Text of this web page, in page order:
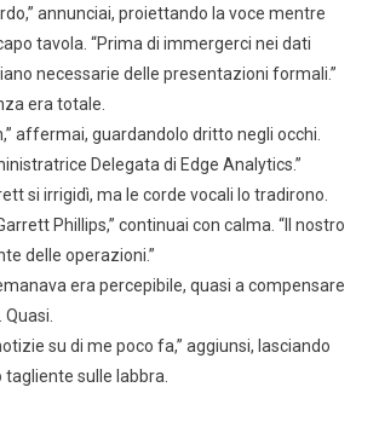
annunciai, proiettando la voce mentre
tavola. “Prima di immergerci nei dati
necessarie delle presentazioni formali.”
era totale.
affermai, guardandolo dritto negli occhi.
Delegata di Edge Analytics.”
si irrigidì, ma le corde vocali lo tradirono.
Phillips,” continuai con calma. “Il nostro
delle operazioni.”
era percepibile, quasi a compensare
Quasi.
su di me poco fa,” aggiunsi, lasciando
sulle labbra.